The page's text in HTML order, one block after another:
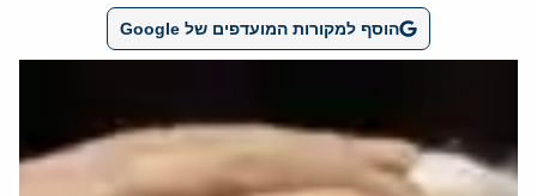
הוסף למקורות המועדפים של Google